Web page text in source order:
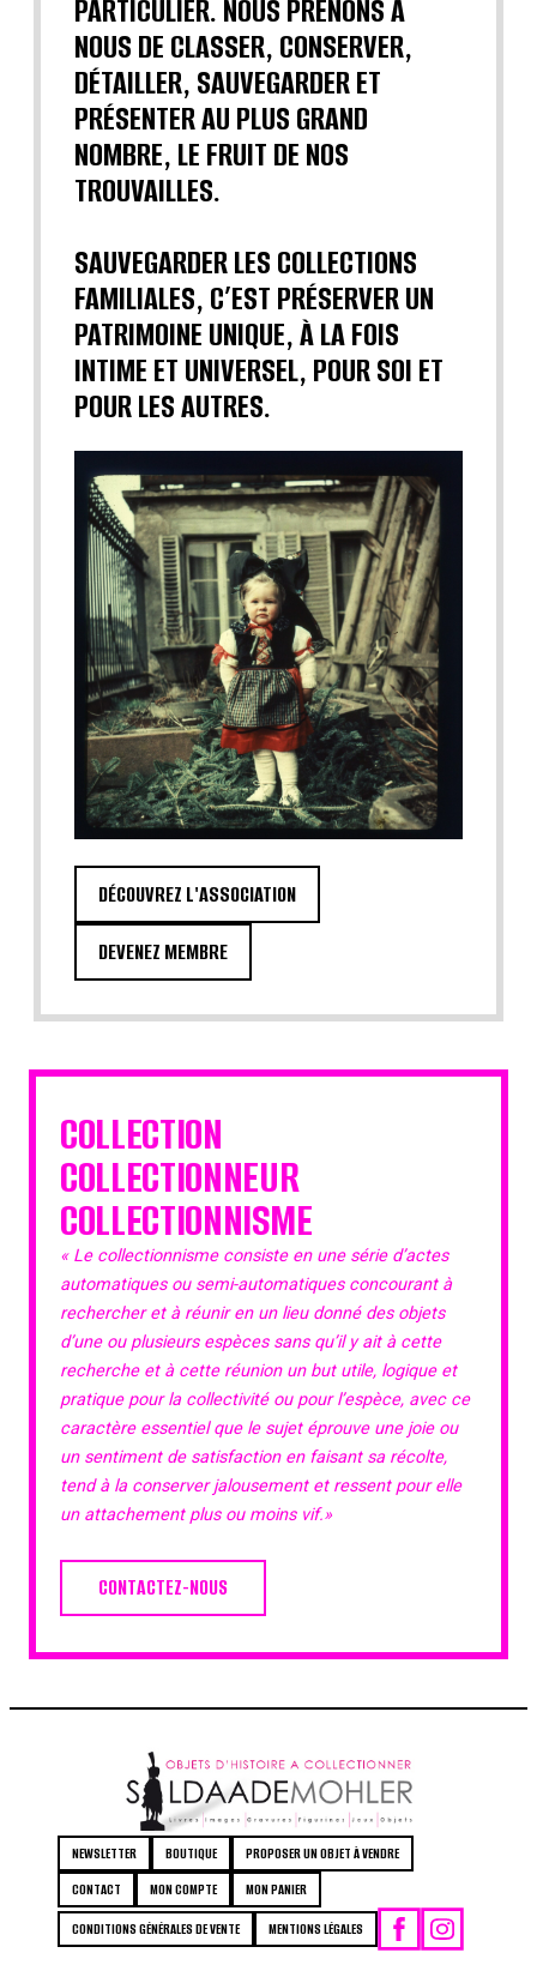
PARTICULIER. NOUS PRENONS À
NOUS DE CLASSER, CONSERVER,
DÉTAILLER, SAUVEGARDER ET
PRÉSENTER AU PLUS GRAND
NOMBRE, LE FRUIT DE NOS
TROUVAILLES.
SAUVEGARDER LES COLLECTIONS
FAMILIALES, C’EST PRÉSERVER UN
PATRIMOINE UNIQUE, À LA FOIS
INTIME ET UNIVERSEL, POUR SOI ET
POUR LES AUTRES.
DÉCOUVREZ L'ASSOCIATION
DEVENEZ MEMBRE
COLLECTION
COLLECTIONNEUR
COLLECTIONNISME
« Le collectionnisme consiste en une série d’actes
automatiques ou semi-automatiques concourant à
rechercher et à réunir en un lieu donné des objets
d’une ou plusieurs espèces sans qu’il y ait à cette
recherche et à cette réunion un but utile, logique et
pratique pour la collectivité ou pour l’espèce, avec ce
caractère essentiel que le sujet éprouve une joie ou
un sentiment de satisfaction en faisant sa récolte,
tend à la conserver jalousement et ressent pour elle
un attachement plus ou moins vif.»
CONTACTEZ-NOUS
NEWSLETTER BOUTIQUE
PROPOSER UN OBJET À VENDRE
CONTACT
MON COMPTE MON PANIER
CONDITIONS GÉNÉRALES DE VENTE MENTIONS LÉGALES